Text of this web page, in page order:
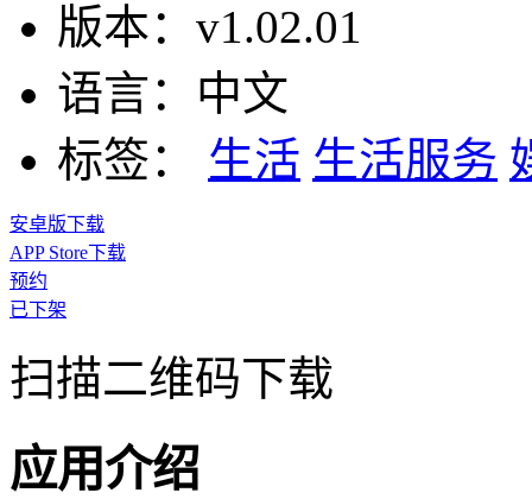
版本： v1.02.01
语言： 中文
标签：
生活 生活服务
安卓版下载
APP Store下载
预约
已下架
扫描二维码下载
应用介绍